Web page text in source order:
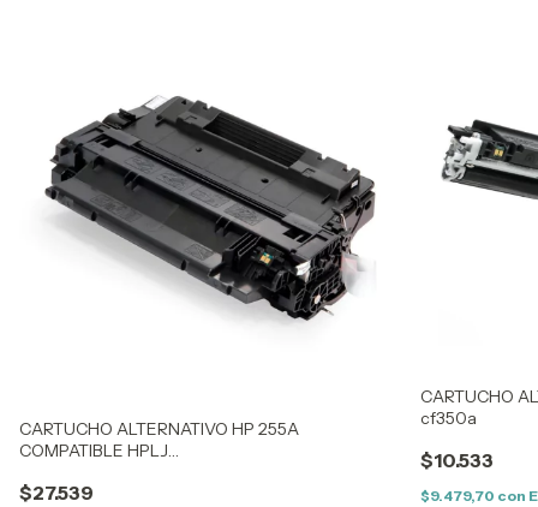
CARTUCHO ALTERNATIVO HP 255A
COMPATIBLE HPLJ
$27.539
CARTUCHO
cf350a
$10.533
$9.479,70 con